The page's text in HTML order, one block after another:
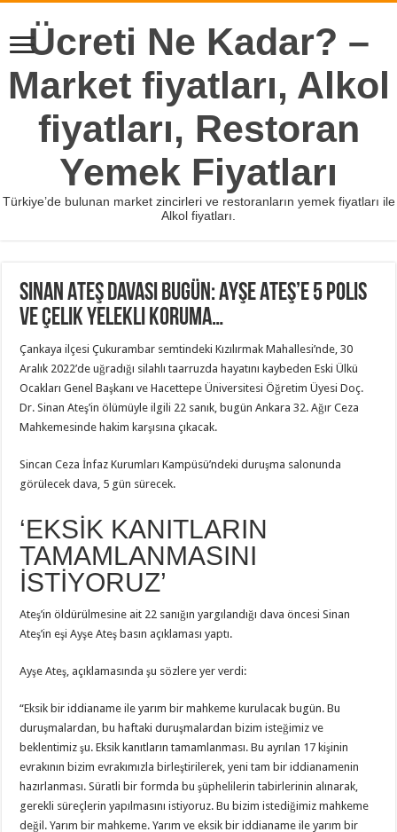
Ücreti Ne Kadar? –
Market fiyatları, Alkol
fiyatları, Restoran
Yemek Fiyatları
Türkiye’de bulunan market zincirleri ve restoranların yemek fiyatları ile
Alkol fiyatları.
Sinan Ateş davası bugün: Ayşe Ateş’e 5 polis
ve çelik yelekli koruma…
Çankaya ilçesi Çukurambar semtindeki Kızılırmak Mahallesi’nde, 30
Aralık 2022’de uğradığı silahlı taarruzda hayatını kaybeden Eski Ülkü
Ocakları Genel Başkanı ve Hacettepe Üniversitesi Öğretim Üyesi Doç.
Dr. Sinan Ateş’in ölümüyle ilgili 22 sanık, bugün Ankara 32. Ağır Ceza
Mahkemesinde hakim karşısına çıkacak.
Sincan Ceza İnfaz Kurumları Kampüsü’ndeki duruşma salonunda
görülecek dava, 5 gün sürecek.
‘EKSİK KANITLARIN
TAMAMLANMASINI
İSTİYORUZ’
Ateş’in öldürülmesine ait 22 sanığın yargılandığı dava öncesi Sinan
Ateş’in eşi Ayşe Ateş basın açıklaması yaptı.
Ayşe Ateş, açıklamasında şu sözlere yer verdi:
“Eksik bir iddianame ile yarım bir mahkeme kurulacak bugün. Bu
duruşmalardan, bu haftaki duruşmalardan bizim isteğimiz ve
beklentimiz şu. Eksik kanıtların tamamlanması. Bu ayrılan 17 kişinin
evrakının bizim evrakımızla birleştirilerek, yeni tam bir iddianamenin
hazırlanması. Süratli bir formda bu şüphelilerin tabirlerinin alınarak,
gerekli süreçlerin yapılmasını istiyoruz. Bu bizim istediğimiz mahkeme
değil. Yarım bir mahkeme. Yarım ve eksik bir iddianame ile yarım bir